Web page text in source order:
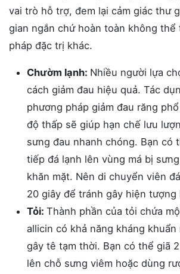
vai trò hỗ trợ, đem lại cảm giác thư
gian ngắn chứ hoàn toàn không thể
pháp đặc trị khác.
Chườm lạnh: Nhiều người lựa
cách giảm đau hiệu quả. Tác
phương pháp giảm đau răng
độ thấp sẽ giúp hạn chế lưu
sưng đau nhanh chóng. Bạn có
tiếp đá lạnh lên vùng má bị
khăn mặt. Nên di chuyển viên
20 giây để tránh gây hiện tượng
Tỏi: Thành phần của tỏi chứa
allicin có khả năng kháng khuẩn
gây tê tạm thời. Bạn có thể giã
lên chỗ sưng viêm hoặc dùng